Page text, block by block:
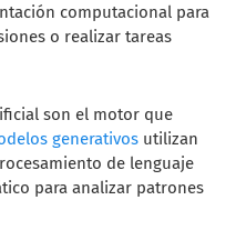
computacional para
o realizar tareas
son el motor que
generativos utilizan
de lenguaje
para analizar patrones